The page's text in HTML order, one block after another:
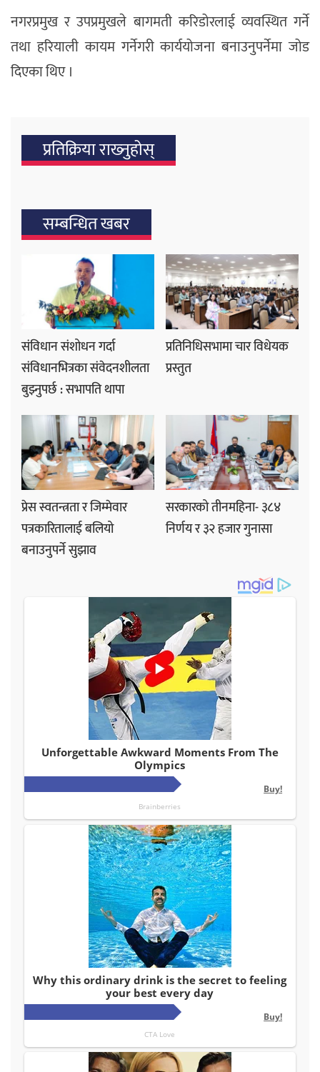
नगरप्रमुख र उपप्रमुखले बागमती करिडोरलाई व्यवस्थित गर्ने
तथा हरियाली कायम गर्नेगरी कार्ययोजना बनाउनुपर्नेमा जोड
दिएका थिए ।
प्रतिक्रिया राख्‍नुहोस्
सम्बन्धित खबर
संविधान संशोधन गर्दा
संविधानभित्रका संवेदनशीलता
बुझ्नुपर्छ : सभापति थापा
प्रतिनिधिसभामा चार विधेयक
प्रस्तुत
प्रेस स्वतन्त्रता र जिम्मेवार
पत्रकारितालाई बलियो
बनाउनुपर्ने सुझाव
सरकारको तीनमहिना- ३८४
निर्णय र ३२ हजार गुनासा